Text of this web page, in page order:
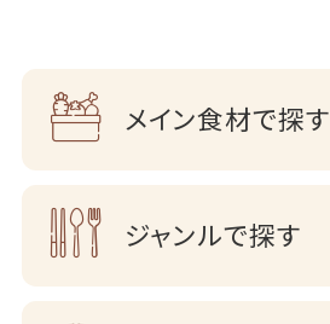
メイン食材で探す
ジャンルで探す